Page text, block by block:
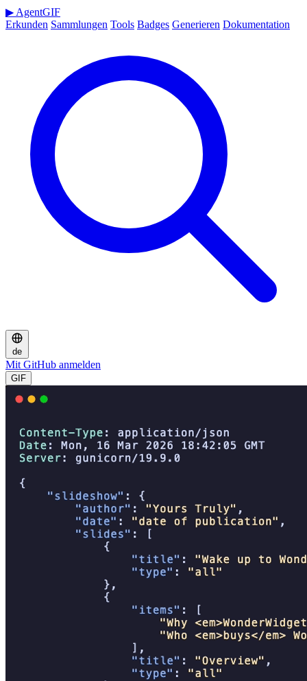
▶ AgentGIF
Erkunden Sammlungen Tools Badges Generieren Dokumentation
de
Mit GitHub anmelden
GIF